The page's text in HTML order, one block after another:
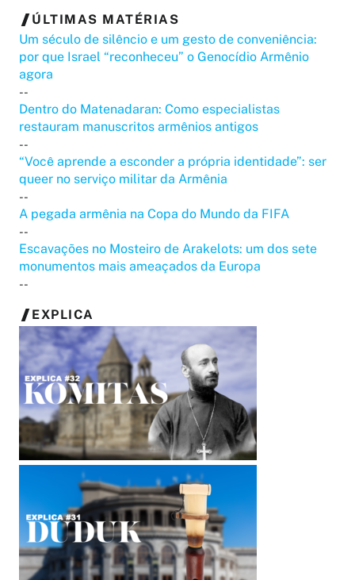
ÚLTIMAS MATÉRIAS
Um século de silêncio e um gesto de conveniência:
por que Israel “reconheceu” o Genocídio Armênio
agora
--
Dentro do Matenadaran: Como especialistas
restauram manuscritos armênios antigos
--
“Você aprende a esconder a própria identidade”: ser
queer no serviço militar da Armênia
--
A pegada armênia na Copa do Mundo da FIFA
--
Escavações no Mosteiro de Arakelots: um dos sete
monumentos mais ameaçados da Europa
--
EXPLICA